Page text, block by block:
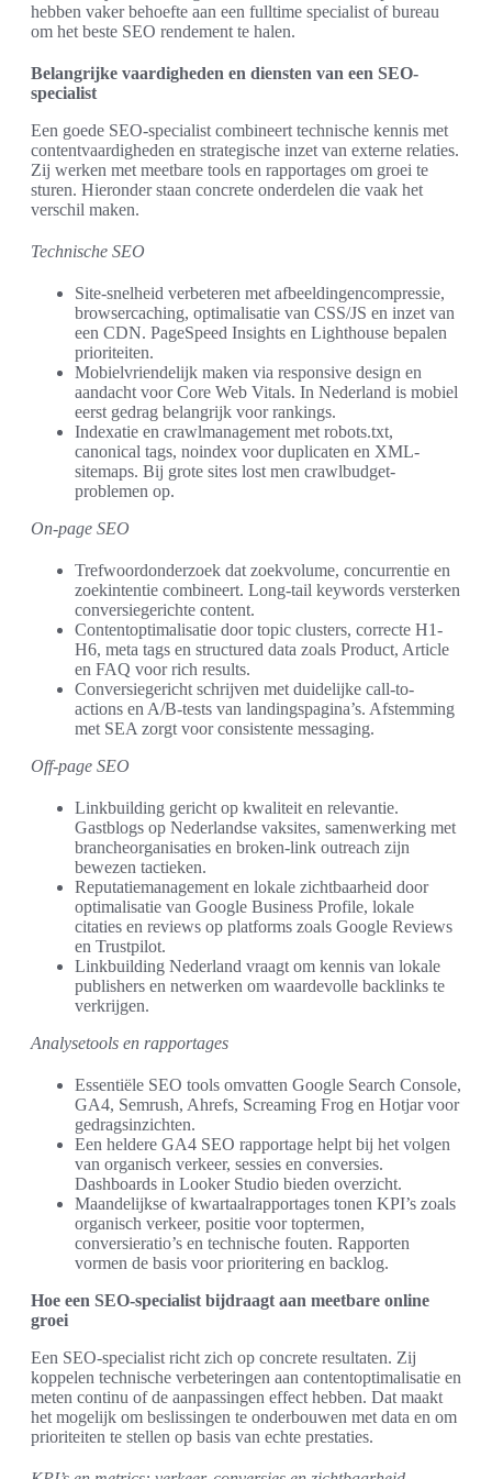
hebben vaker behoefte aan een fulltime specialist of bureau
om het beste SEO rendement te halen.
Belangrijke vaardigheden en diensten van een SEO-
specialist
Een goede SEO-specialist combineert technische kennis met
contentvaardigheden en strategische inzet van externe relaties.
Zij werken met meetbare tools en rapportages om groei te
sturen. Hieronder staan concrete onderdelen die vaak het
verschil maken.
Technische SEO
Site‑snelheid verbeteren met afbeeldingencompressie,
browsercaching, optimalisatie van CSS/JS en inzet van
een CDN. PageSpeed Insights en Lighthouse bepalen
prioriteiten.
Mobielvriendelijk maken via responsive design en
aandacht voor Core Web Vitals. In Nederland is mobiel
eerst gedrag belangrijk voor rankings.
Indexatie en crawlmanagement met robots.txt,
canonical tags, noindex voor duplicaten en XML-
sitemaps. Bij grote sites lost men crawlbudget-
problemen op.
On‑page SEO
Trefwoordonderzoek dat zoekvolume, concurrentie en
zoekintentie combineert. Long‑tail keywords versterken
conversiegerichte content.
Contentoptimalisatie door topic clusters, correcte H1-
H6, meta tags en structured data zoals Product, Article
en FAQ voor rich results.
Conversiegericht schrijven met duidelijke call-to-
actions en A/B-tests van landingspagina’s. Afstemming
met SEA zorgt voor consistente messaging.
Off‑page SEO
Linkbuilding gericht op kwaliteit en relevantie.
Gastblogs op Nederlandse vaksites, samenwerking met
brancheorganisaties en broken-link outreach zijn
bewezen tactieken.
Reputatiemanagement en lokale zichtbaarheid door
optimalisatie van Google Business Profile, lokale
citaties en reviews op platforms zoals Google Reviews
en Trustpilot.
Linkbuilding Nederland vraagt om kennis van lokale
publishers en netwerken om waardevolle backlinks te
verkrijgen.
Analysetools en rapportages
Essentiële SEO tools omvatten Google Search Console,
GA4, Semrush, Ahrefs, Screaming Frog en Hotjar voor
gedragsinzichten.
Een heldere GA4 SEO rapportage helpt bij het volgen
van organisch verkeer, sessies en conversies.
Dashboards in Looker Studio bieden overzicht.
Maandelijkse of kwartaalrapportages tonen KPI’s zoals
organisch verkeer, positie voor toptermen,
conversieratio’s en technische fouten. Rapporten
vormen de basis voor prioritering en backlog.
Hoe een SEO-specialist bijdraagt aan meetbare online
groei
Een SEO-specialist richt zich op concrete resultaten. Zij
koppelen technische verbeteringen aan contentoptimalisatie en
meten continu of de aanpassingen effect hebben. Dat maakt
het mogelijk om beslissingen te onderbouwen met data en om
prioriteiten te stellen op basis van echte prestaties.